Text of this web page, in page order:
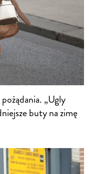
„Ugly
buty na zimę